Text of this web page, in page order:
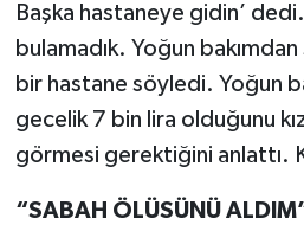
Başka hastaneye gidin’
bulamadık. Yoğun
bir hastane söyledi. Yoğun
gecelik 7 bin lira olduğunu
görmesi gerektiğini anlattı.
“SABAH ÖLÜSÜNÜ